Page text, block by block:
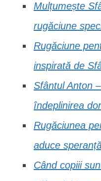
Mulțumește
rugăciune
Rugăciune
inspirată de
Sfântul Anton
îndeplinirea
Rugăciunea
aduce
Când copiii